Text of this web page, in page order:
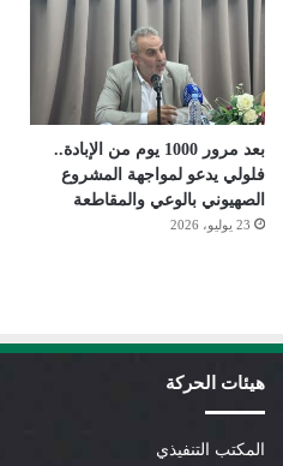
بعد مرور 1000 يوم من الإبادة..
فلولي يدعو لمواجهة المشروع
الصهيوني بالوعي والمقاطعة
23 يوليو، 2026
هيئات الحركة
المكتب التنفيذي